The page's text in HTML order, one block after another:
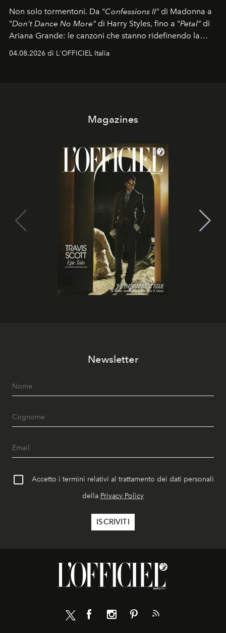
Non solo tormentoni. Da "Confessions II" di Madonna a
"Don't Dance No More" di Harry Styles, fino a "Petal" di
Ariana Grande: le canzoni che stanno ridefinendo la
04.08.2026 di L'OFFICIEL Italia
Magazines
Newsletter
Accetto i termini relativi al trattamento dei dati personali
della Privacy Policy